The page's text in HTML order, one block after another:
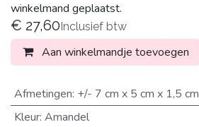
winkelmand geplaatst.
€ 27,60Inclusief btw
Aan winkelmandje toevoegen
Afmetingen: +/- 7 cm x 5 cm x 1,5 cm
Kleur: Amandel